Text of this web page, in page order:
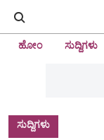
ಹೋಂ ಸುದ್ದಿಗಳು
ಸುದ್ದಿಗಳು